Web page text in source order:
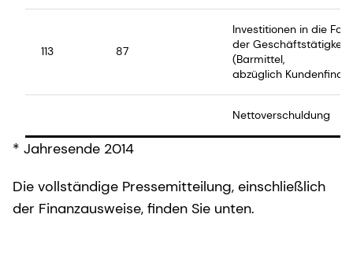
113 87
Investitionen in die
der Geschäftstätigkeit
(Barmittel,
abzüglich
Nettoverschuldung
* Jahresende 2014
Die vollständige Pressemitteilung, einschließlich
der Finanzausweise, finden Sie unten.